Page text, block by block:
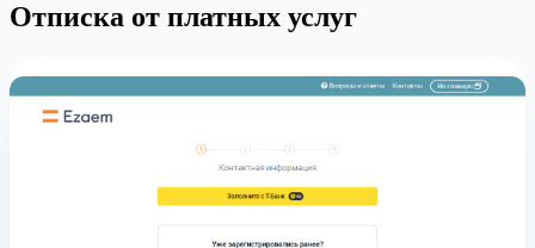
Отписка от платных услуг